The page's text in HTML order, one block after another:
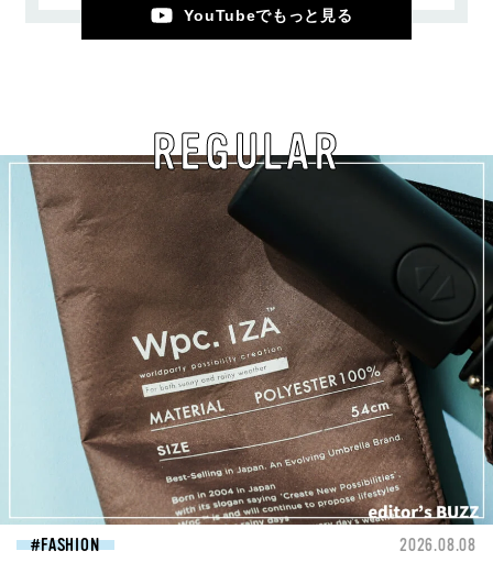
YouTubeでもっと見る
REGULAR
FASHION 2026.08.08